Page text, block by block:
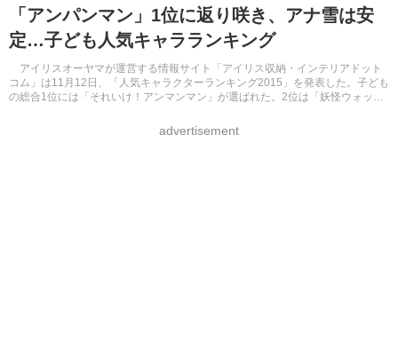
8月開催イベント・WS 全国公立高校 過去問 人気記事
自由研究教材（小学生向け） 自由研究教材（中学生向け）
「アンパンマン」1位に返り咲き、アナ雪は安
定…子ども人気キャラランキング
アイリスオーヤマが運営する情報サイト「アイリス収納・インテリアドット
コム」は11月12日、「人気キャラクターランキング2015」を発表した。子ども
の総合1位には「それいけ！アンマンマン」が選ばれた。2位は「妖怪ウォッ
advertisement